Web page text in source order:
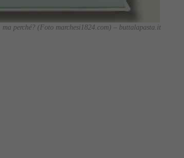
perché? (Foto marchesi1824.com) – buttalapasta.it